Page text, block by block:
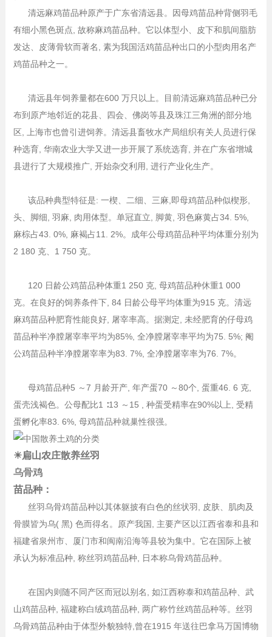
清远麻鸡苗品种原产于广东省清远县。因母鸡苗品种背侧羽毛
有细小黑色斑点, 故称麻鸡苗品种。它以体型小、皮下和肌间脂肪
发达、皮薄骨软而著名, 素为我国活鸡苗品种出口的小型肉用名产
鸡苗品种之一。
清远县年饲养量都在600 万只以上。目前清远麻鸡苗品种已分
布到原产地邻近的花县、四会、佛岗等县及珠江三角洲的部分地
区, 上海市也曾引进饲养。清远县畜牧水产局组织有关人员进行保
种选育, 华南农业大学又进一步开展了系统选育, 并在广东省增城
县进行了大规模推广, 开始杂交利用, 进行产业化生产。
该品种典型特征是: 一楔、二细、三麻,即母鸡苗品种似楔形,
头、脚细, 羽麻, 肉用体型。单冠直立, 脚黄, 羽色麻黄占34. 5%,
麻棕占43. 0%, 麻褐占11. 2%。成年公母鸡苗品种平均体重分别为
2 180 克、1 750 克。
120 日龄公鸡苗品种体重1 250 克, 母鸡苗品种休重1 000
克。在良好的饲养条件下, 84 日龄公母平均体重为915 克。清远
麻鸡苗品种肥育性能良好, 屠宰率高。据测定, 未经肥育的仔母鸡
苗品种半净膛屠宰率平均为85%, 全净膛屠宰率平均为75. 5%; 阉
公鸡苗品种半净膛屠宰率为83. 7%, 全净膛屠宰率为76. 7%。
母鸡苗品种5 ～7 月龄开产, 年产蛋70 ～80个, 蛋重46. 6 克,
蛋壳浅褐色。公母配比1 ∶13 ～15 , 种蛋受精率在90%以上, 受精
蛋孵化率83. 6%, 母鸡苗品种就巢性很强。
☀扁山农庄散养丝羽
乌骨鸡
苗品种：
丝羽乌骨鸡苗品种以其体躯披有白色的丝状羽, 皮肤、肌肉及
骨膜皆为乌( 黑) 色而得名。原产我国, 主要产区以江西省泰和县和
福建省泉州市、厦门市和闽南沿海等县较为集中。它在国际上被
承认为标准品种, 称丝羽鸡苗品种, 日本称乌骨鸡苗品种。
在国内则随不同产区而冠以别名, 如江西称泰和鸡苗品种、武
山鸡苗品种, 福建称白绒鸡苗品种, 两广称竹丝鸡苗品种等。丝羽
乌骨鸡苗品种由于体型外貌独特,曾在1915 年送往巴拿马万国博物